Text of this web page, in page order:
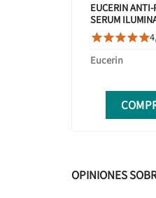
EUCERIN
SERUM

Eucerin
OPINIONES